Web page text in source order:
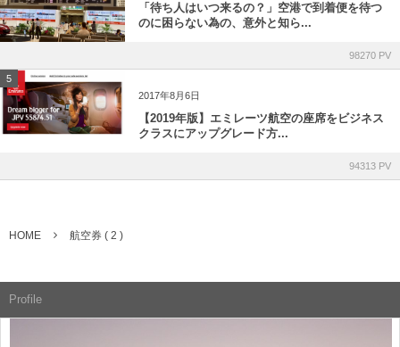
「待ち人はいつ来るの？」空港で到着便を待つ
のに困らない為の、意外と知ら...
98270 PV
5
2017年8月6日
【2019年版】エミレーツ航空の座席をビジネス
クラスにアップグレード方...
94313 PV
HOME 航空券 ( 2 )
Profile